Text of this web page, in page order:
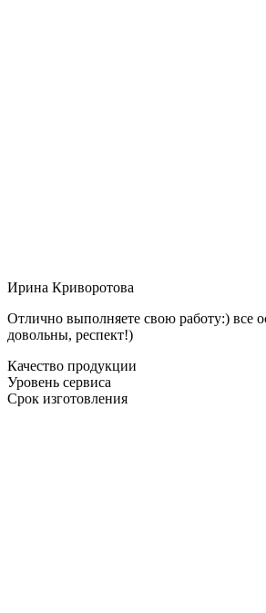
Ирина Криворотова
Отлично выполняете свою работу:) все
довольны, респект!)
Качество продукции
Уровень сервиса
Срок изготовления